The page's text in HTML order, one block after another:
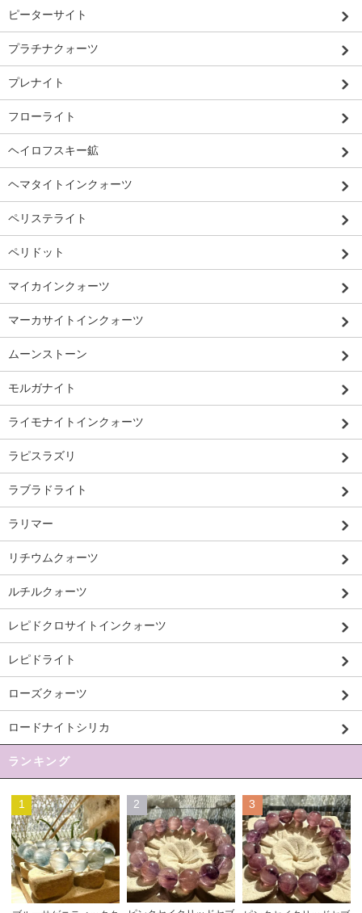
ピーターサイト
プラチナクォーツ
プレナイト
フローライト
ヘイロフスキー鉱
ヘマタイトインクォーツ
ペリステライト
ペリドット
マイカインクォーツ
マーカサイトインクォーツ
ムーンストーン
モルガナイト
ライモナイトインクォーツ
ラピスラズリ
ラブラドライト
ラリマー
リチウムクォーツ
ルチルクォーツ
レピドクロサイトインクォーツ
レピドライト
ローズクォーツ
ロードナイトシリカ
ランキング
1 2 3